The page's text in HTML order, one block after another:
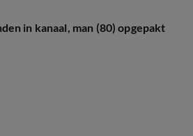
in kanaal, man (80) opgepakt